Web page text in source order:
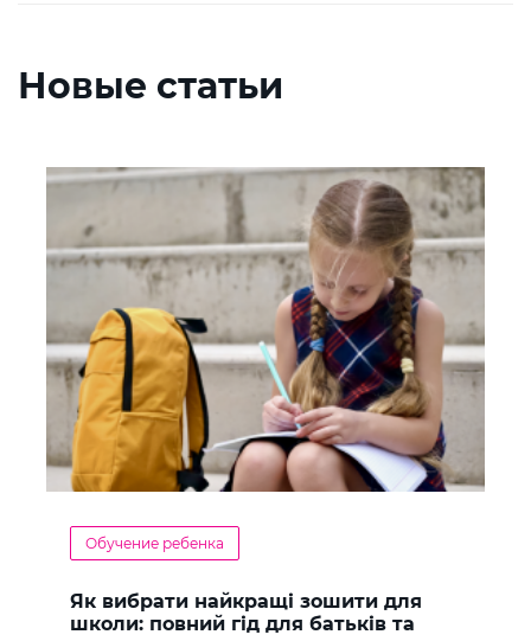
Новые статьи
Обучение ребенка
Як вибрати найкращі зошити для
школи: повний гід для батьків та